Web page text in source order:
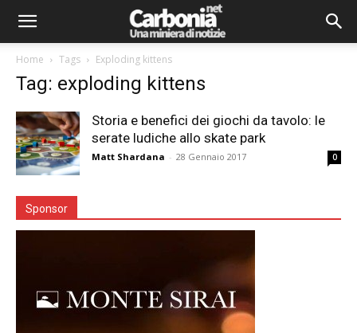
Home Tags Exploding kittens
Tag: exploding kittens
Storia e benefici dei giochi da tavolo: le
serate ludiche allo skate park
Matt Shardana - 28 Gennaio 2017 0
Sponsor